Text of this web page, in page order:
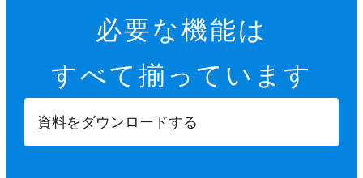
必要な機能は
すべて揃っています
資料をダウンロードする